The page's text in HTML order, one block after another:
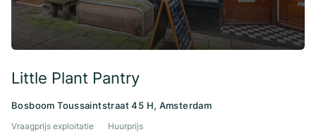
Little Plant Pantry
Bosboom Toussaintstraat 45 H, Amsterdam
Vraagprijs exploitatie Huurprijs